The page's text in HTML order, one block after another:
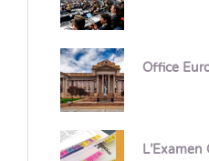
Office